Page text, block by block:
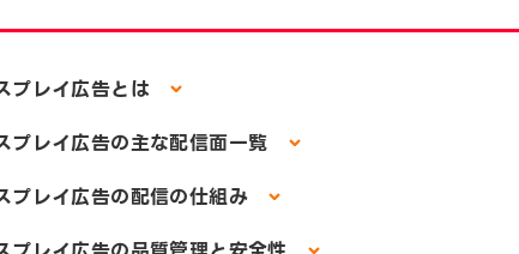
プレイ広告とは
レイ広告の主な配信面一覧
レイ広告の配信の仕組み